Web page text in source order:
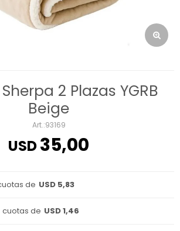
2 Plazas YGRB
Beige
93169
USD35,00
de USD 5,83
cuotas de USD 1,46